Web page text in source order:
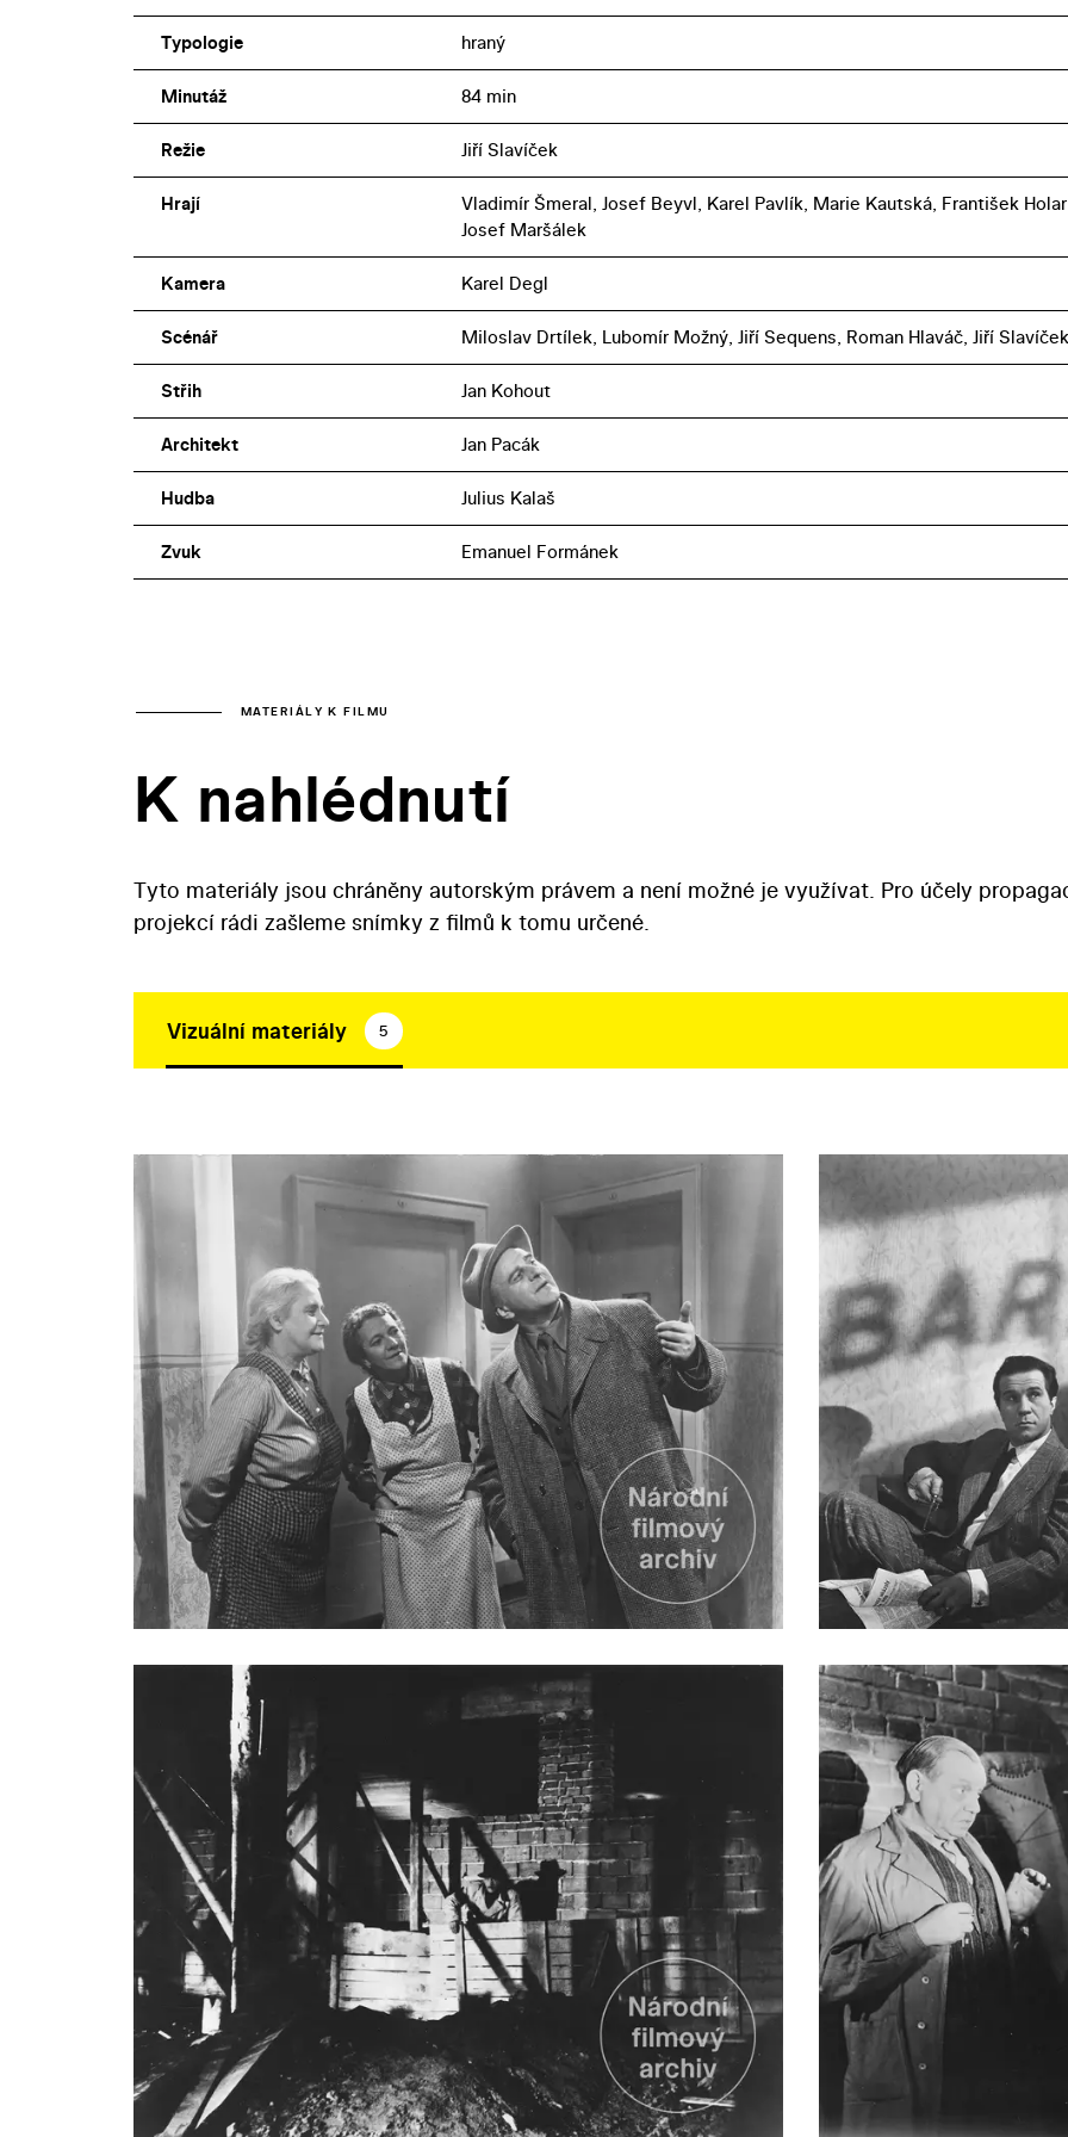
Typologie hraný
Minutáž 84 min
Režie Jiří Slavíček
Hrají
Vladimír Šmeral, Josef Beyvl, Karel Pavlík, Marie Kautská, František
Josef Maršálek
Kamera Karel Degl
Scénář Miloslav Drtílek, Lubomír Možný, Jiří Sequens, Roman Hlaváč, Jiří Slavíček
Střih Jan Kohout
Architekt Jan Pacák
Hudba Julius Kalaš
Zvuk Emanuel Formánek
MATERIÁLY K FILMU
K nahlédnutí
Tyto materiály jsou chráněny autorským právem a není možné je využívat. Pro účely
projekcí rádi zašleme snímky z filmů k tomu určené.
Vizuální materiály 5